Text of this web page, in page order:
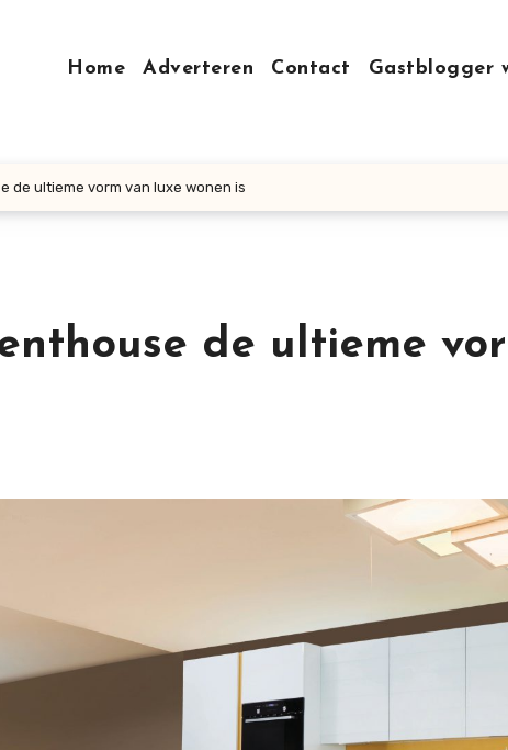
Home Adverteren Contact Gastblogger
de ultieme vorm van luxe wonen is
de ultieme